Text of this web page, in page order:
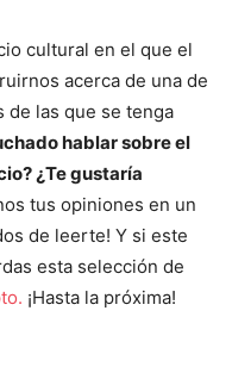
cultural en el que el
acerca de una de
de las que se tenga
hablar sobre el
¿Te gustaría
tus opiniones en un
de leerte! Y si este
esta selección de
¡Hasta la próxima!